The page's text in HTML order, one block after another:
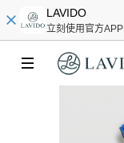
LAVIDO
立刻使用官方APP